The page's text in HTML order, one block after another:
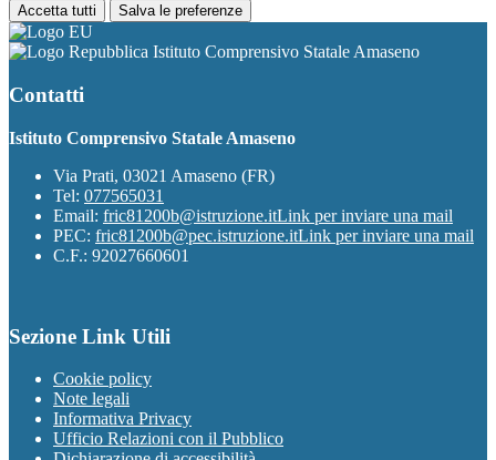
Accetta tutti Salva le preferenze
Istituto Comprensivo Statale Amaseno
Contatti
Istituto Comprensivo Statale Amaseno
Via Prati, 03021 Amaseno (FR)
Tel: 077565031
Email: fric81200b@istruzione.itLink per inviare una mail
PEC: fric81200b@pec.istruzione.itLink per inviare una mail
C.F.: 92027660601
Sezione Link Utili
Cookie policy
Note legali
Informativa Privacy
Ufficio Relazioni con il Pubblico